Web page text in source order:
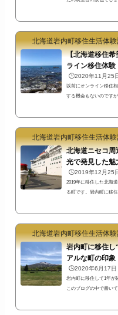
平野も見たことがない
北海道の人にとってみ
ことない...
北海道岩内町移住生活体
【北海道移住
ライン移住体験
🕒️2020年11月25
以前にオンライン移住
する機会もないのです
実施した方法】私は終
映像を配信、敷島内に
点とし...
北海道岩内町移住生活体
北海道ニセコ
光で発見した魅
🕒️2019年12月25
2019年に移住した北海
る町です。岩内町に移
るような距離にこれだ
江戸時代開基の町の歴
戸時代か...
北海道岩内町移住生活体
岩内町に移住
アルな町の印象
🕒️2020年6月17日
岩内町に移住して1年が
このブログの中で書い